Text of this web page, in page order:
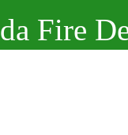
Fire